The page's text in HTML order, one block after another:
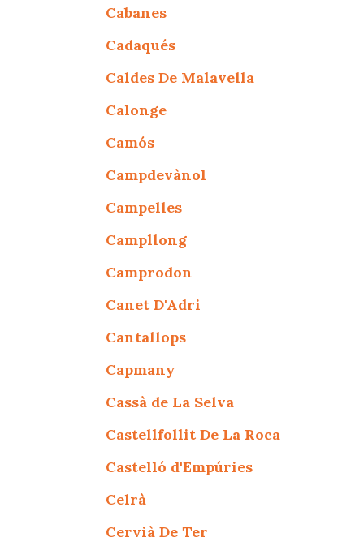
Cabanes
Cadaqués
Caldes De Malavella
Calonge
Camós
Campdevànol
Campelles
Campllong
Camprodon
Canet D'Adri
Cantallops
Capmany
Cassà de La Selva
Castellfollit De La Roca
Castelló d'Empúries
Celrà
Cervià De Ter